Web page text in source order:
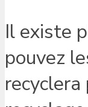
Il existe
pouvez